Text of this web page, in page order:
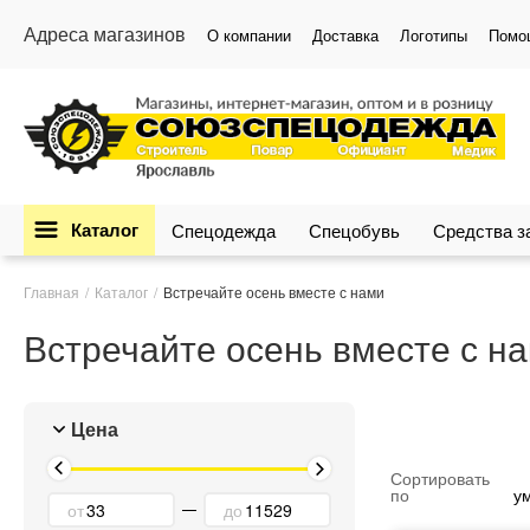
Адреса магазинов О компании Доставка Логотипы
Каталог Спецодежда Спецобувь Средства
Главная Каталог Встречайте осень вместе с нами
Встречайте осень вместе с
Цена
от до
Сортировать
по